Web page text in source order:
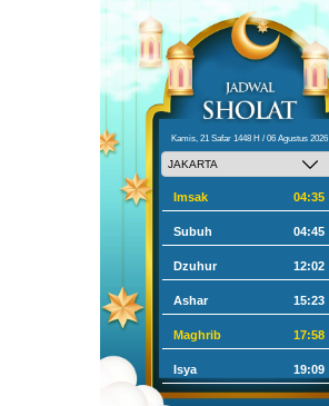
Kamis, 21 Safar 1448 H / 06 Agustus 2026
Imsak 04:35
Subuh 04:45
Dzuhur 12:02
Ashar 15:23
Maghrib 17:58
Isya 19:09